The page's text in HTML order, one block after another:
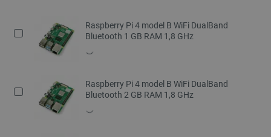
Raspberry Pi 4 model B WiFi DualBand
Bluetooth 1 GB RAM 1,8 GHz
Raspberry Pi 4 model B WiFi DualBand
Bluetooth 2 GB RAM 1,8 GHz